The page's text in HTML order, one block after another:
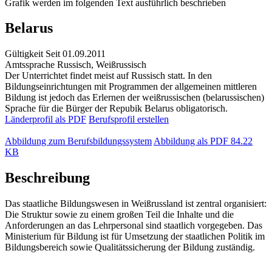
Belarus
Gültigkeit Seit 01.09.2011
Amtssprache Russisch, Weißrussisch
Der Unterrichtet findet meist auf Russisch statt. In den
Bildungseinrichtungen mit Programmen der allgemeinen mittleren
Bildung ist jedoch das Erlernen der weißrussischen (belarussischen)
Sprache für die Bürger der Repubik Belarus obligatorisch.
Länderprofil als PDF Berufsprofil erstellen
Abbildung zum Berufsbildungssystem Abbildung als PDF 84.22
KB
Beschreibung
Das staatliche Bildungswesen in Weißrussland ist zentral organisiert:
Die Struktur sowie zu einem großen Teil die Inhalte und die
Anforderungen an das Lehrpersonal sind staatlich vorgegeben. Das
Ministerium für Bildung ist für Umsetzung der staatlichen Politik im
Bildungsbereich sowie Qualitätssicherung der Bildung zuständig.